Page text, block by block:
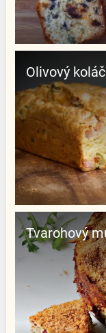
Olivový koláč
Tvarohový